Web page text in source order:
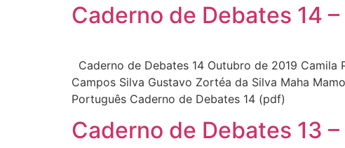
Caderno de Debates 14
Caderno de Debates 14 Outubro de 2019
Campos Silva Gustavo Zortéa da Silva Maha
Português Caderno de Debates 14 (pdf)
Caderno de Debates 13